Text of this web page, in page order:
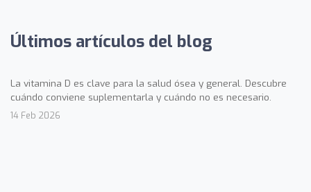
Últimos artículos del blog
La vitamina D es clave para la salud ósea y general. Descubre
cuándo conviene suplementarla y cuándo no es necesario.
14 Feb 2026